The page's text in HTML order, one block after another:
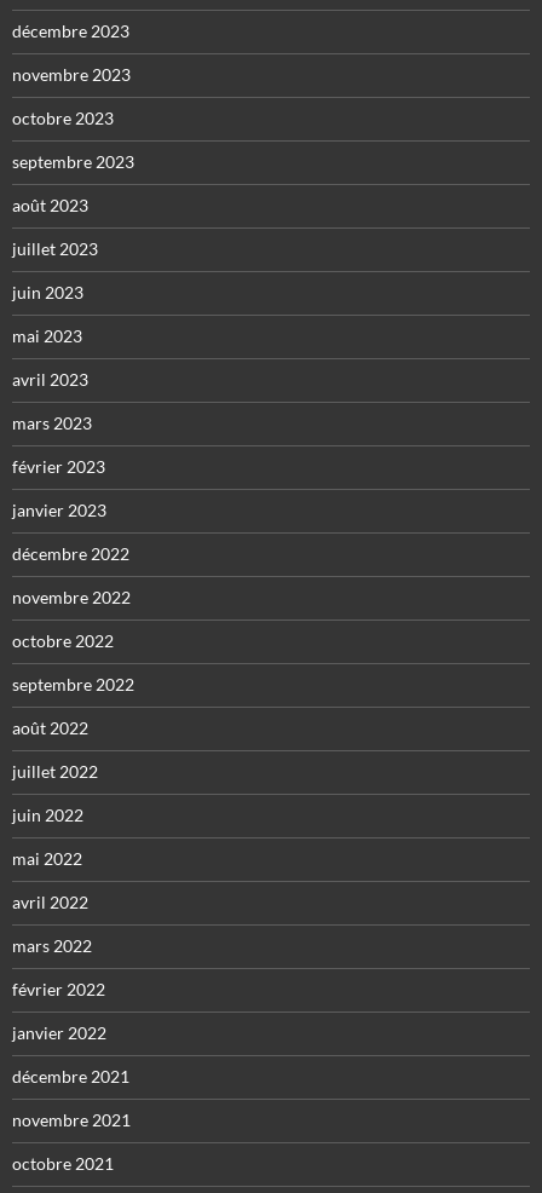
décembre 2023
novembre 2023
octobre 2023
septembre 2023
août 2023
juillet 2023
juin 2023
mai 2023
avril 2023
mars 2023
février 2023
janvier 2023
décembre 2022
novembre 2022
octobre 2022
septembre 2022
août 2022
juillet 2022
juin 2022
mai 2022
avril 2022
mars 2022
février 2022
janvier 2022
décembre 2021
novembre 2021
octobre 2021